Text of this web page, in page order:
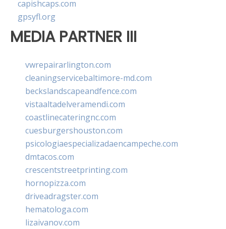
capishcaps.com
gpsyfl.org
MEDIA PARTNER III
vwrepairarlington.com
cleaningservicebaltimore-md.com
beckslandscapeandfence.com
vistaaltadelveramendi.com
coastlinecateringnc.com
cuesburgershouston.com
psicologiaespecializadaencampeche.com
dmtacos.com
crescentstreetprinting.com
hornopizza.com
driveadragster.com
hematologa.com
lizaivanov.com